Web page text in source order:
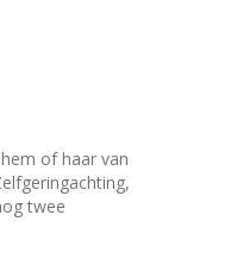
of haar van
twee